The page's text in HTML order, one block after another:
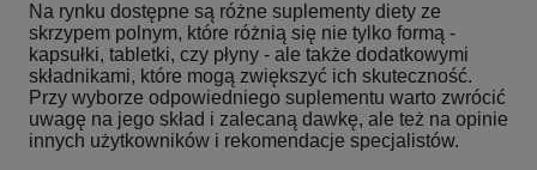
Na rynku dostępne są różne suplementy diety ze
skrzypem polnym, które różnią się nie tylko formą -
kapsułki, tabletki, czy płyny - ale także dodatkowymi
składnikami, które mogą zwiększyć ich skuteczność.
Przy wyborze odpowiedniego suplementu warto zwrócić
uwagę na jego skład i zalecaną dawkę, ale też na opinie
innych użytkowników i rekomendacje specjalistów.